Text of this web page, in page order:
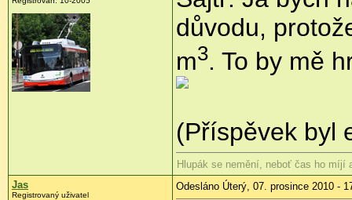
důvodu,
m3. To by mě
(Příspěvek byl
Hlupák se nemění, neboť čas ho míjí
Jas
Registrovaný uživatel
Odesláno Úterý, 07. prosince 2010 -